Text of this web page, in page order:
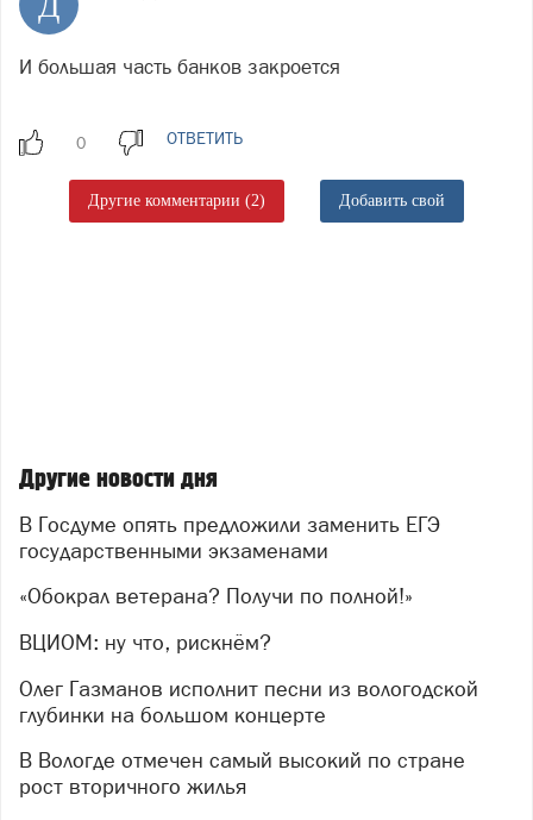
И большая часть банков закроется
ОТВЕТИТЬ
Другие комментарии (2) Добавить свой
Другие новости дня
В Госдуме опять предложили заменить ЕГЭ
государственными экзаменами
«Обокрал ветерана? Получи по полной!»
ВЦИОМ: ну что, рискнём?
Олег Газманов исполнит песни из вологодской
глубинки на большом концерте
В Вологде отмечен самый высокий по стране
рост вторичного жилья